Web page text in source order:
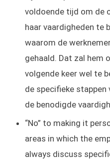
voldoende tijd om de
haar vaardigheden te
waarom de
gehaald. Dat zal hem
volgende keer wel te
de specifieke
de benodigde
“No” to making it
areas in which the
always discuss